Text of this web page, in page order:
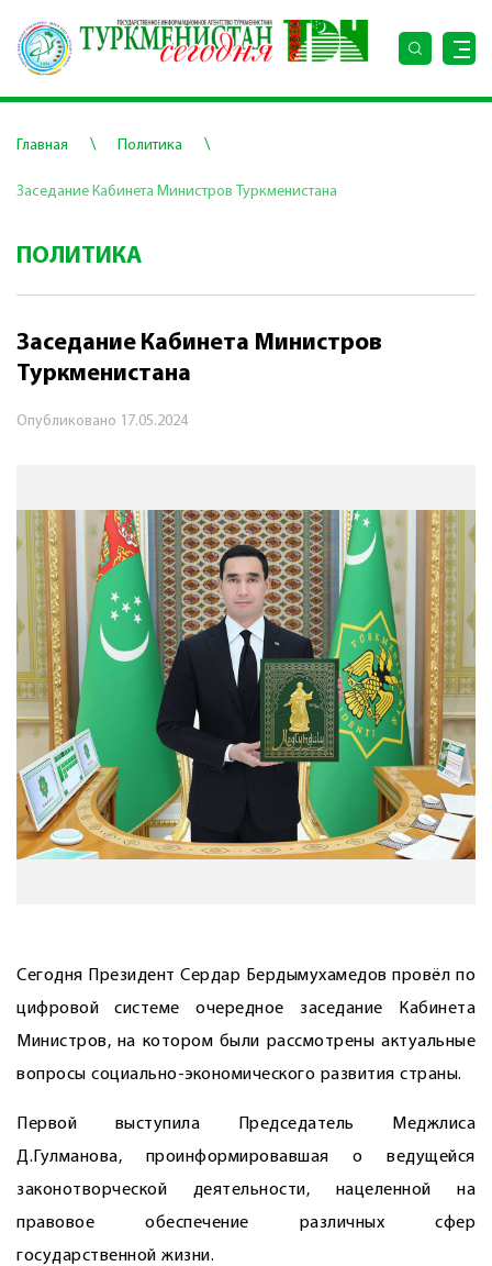
Главная \ Политика \
Заседание Кабинета Министров Туркменистана
ПОЛИТИКА
Заседание Кабинета Министров
Туркменистана
Опубликовано 17.05.2024
Сегодня Президент Сердар Бердымухамедов провёл по
цифровой системе очередное заседание Кабинета
Министров, на котором были рассмотрены актуальные
воп­росы социально-экономического развития страны.
Первой выступила Председатель Меджлиса
Д.Гулманова, проинформировавшая о ведущейся
законотворческой деятельности, нацеленной на
правовое обеспечение различных сфер
государственной жизни.